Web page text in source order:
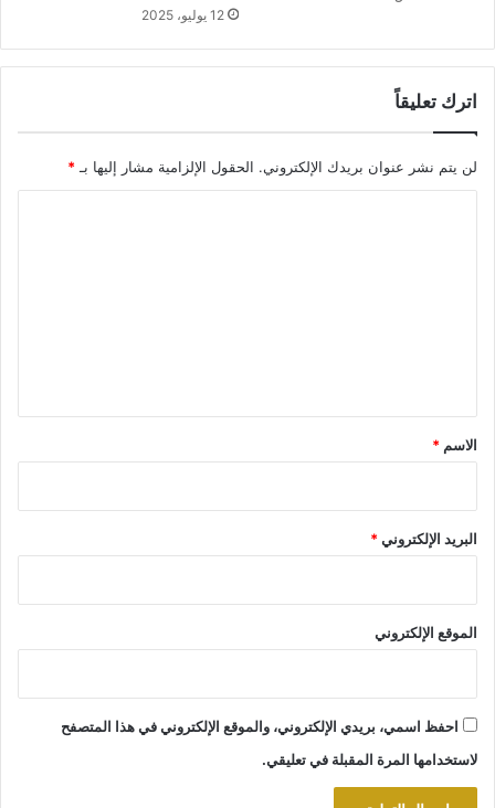
12 يوليو، 2025
اترك تعليقاً
لن يتم نشر عنوان بريدك الإلكتروني. الحقول الإلزامية مشار إليها بـ *
*
الاسم *
البريد الإلكتروني*
الموقع الإلكتروني
احفظ اسمي، بريدي الإلكتروني، والموقع الإلكتروني في هذا المتصفح
لاستخدامها المرة المقبلة في تعليقي.